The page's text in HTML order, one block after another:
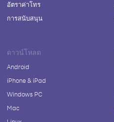
อัตราค่าโทร
การสนับสนุน
ดาวน์โหลด
Android
iPhone & iPad
Windows PC
Mac